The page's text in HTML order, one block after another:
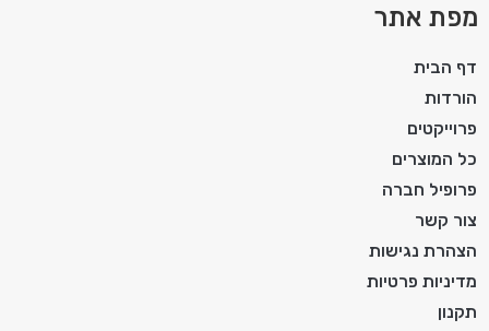
מפת אתר
דף הבית
הורדות
פרוייקטים
כל המוצרים
פרופיל חברה
צור קשר
הצהרת נגישות
מדיניות פרטיות
תקנון